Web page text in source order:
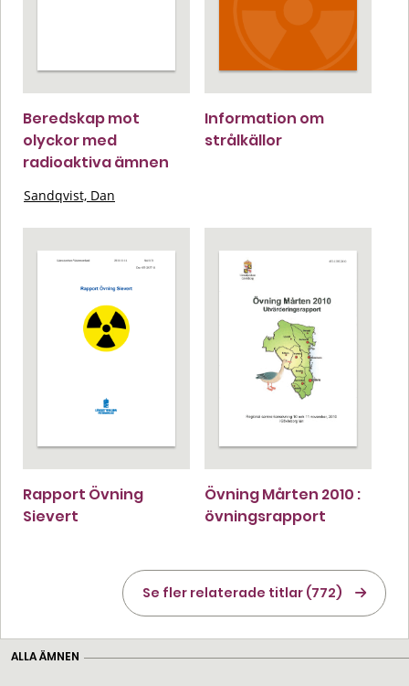
Beredskap mot
olyckor med
radioaktiva ämnen
Sandqvist, Dan
Information om
strålkällor
Rapport Övning
Sievert
Övning Mårten 2010 :
övningsrapport
Se fler relaterade titlar (772)
ALLA ÄMNEN